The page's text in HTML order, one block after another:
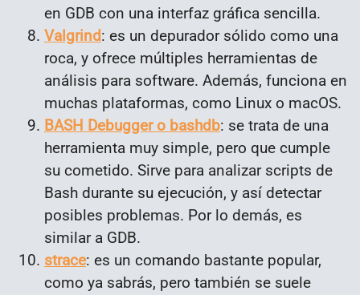
en GDB con una interfaz gráfica sencilla.
Valgrind: es un depurador sólido como una
roca, y ofrece múltiples herramientas de
análisis para software. Además, funciona en
muchas plataformas, como Linux o macOS.
BASH Debugger o bashdb: se trata de una
herramienta muy simple, pero que cumple
su cometido. Sirve para analizar scripts de
Bash durante su ejecución, y así detectar
posibles problemas. Por lo demás, es
similar a GDB.
strace: es un comando bastante popular,
como ya sabrás, pero también se suele